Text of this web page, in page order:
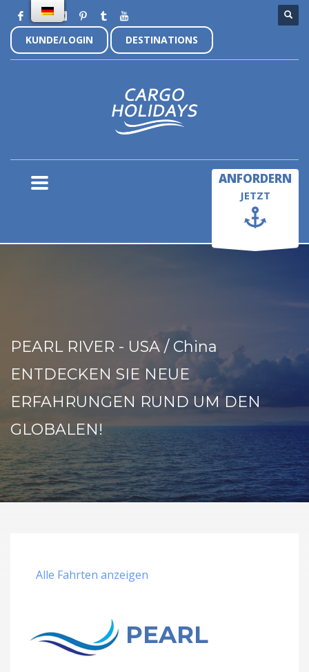
KUNDE/LOGIN DESTINATIONS
ANFORDERN
JETZT
PEARL RIVER - USA / China
ENTDECKEN SIE NEUE
ERFAHRUNGEN RUND UM DEN
GLOBALEN!
Alle Fahrten anzeigen
PEARL